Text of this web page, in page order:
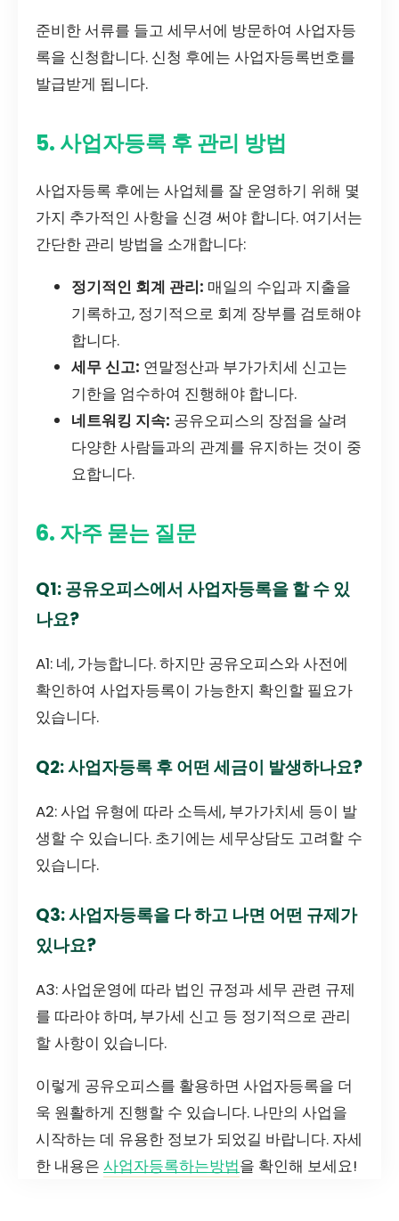
준비한 서류를 들고 세무서에 방문하여 사업자등
록을 신청합니다. 신청 후에는 사업자등록번호를
발급받게 됩니다.
5. 사업자등록 후 관리 방법
사업자등록 후에는 사업체를 잘 운영하기 위해 몇
가지 추가적인 사항을 신경 써야 합니다. 여기서는
간단한 관리 방법을 소개합니다:
정기적인 회계 관리: 매일의 수입과 지출을
기록하고, 정기적으로 회계 장부를 검토해야
합니다.
세무 신고: 연말정산과 부가가치세 신고는
기한을 엄수하여 진행해야 합니다.
네트워킹 지속: 공유오피스의 장점을 살려
다양한 사람들과의 관계를 유지하는 것이 중
요합니다.
6. 자주 묻는 질문
Q1: 공유오피스에서 사업자등록을 할 수 있
나요?
A1: 네, 가능합니다. 하지만 공유오피스와 사전에
확인하여 사업자등록이 가능한지 확인할 필요가
있습니다.
Q2: 사업자등록 후 어떤 세금이 발생하나요?
A2: 사업 유형에 따라 소득세, 부가가치세 등이 발
생할 수 있습니다. 초기에는 세무상담도 고려할 수
있습니다.
Q3: 사업자등록을 다 하고 나면 어떤 규제가
있나요?
A3: 사업운영에 따라 법인 규정과 세무 관련 규제
를 따라야 하며, 부가세 신고 등 정기적으로 관리
할 사항이 있습니다.
이렇게 공유오피스를 활용하면 사업자등록을 더
욱 원활하게 진행할 수 있습니다. 나만의 사업을
시작하는 데 유용한 정보가 되었길 바랍니다. 자세
한 내용은 사업자등록하는방법을 확인해 보세요!